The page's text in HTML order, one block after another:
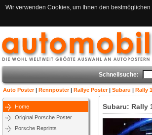
Wir verwenden Cookies, um Ihnen den
Schnellsuche:
Auto Poster| Rennposter| Rallye Poster| Subaru | Rally
Home
Original Porsche Poster
Porsche Reprints
Subaru: Rally